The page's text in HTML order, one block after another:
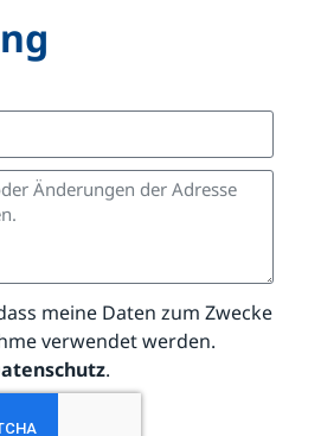
meine Daten zum Zwecke
verwendet werden.
.